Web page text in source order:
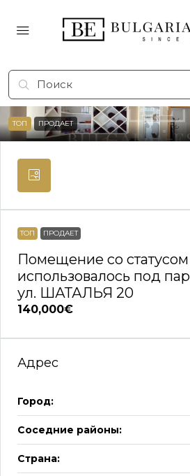
ТОП ПРОДАЕТ
ТОП ПРОДАЕТ
Помещение со статусом
использовалось под
ул. ШАТАЛЬЯ 20
140,000€
Адрес
Город:
Соседние районы:
Страна: